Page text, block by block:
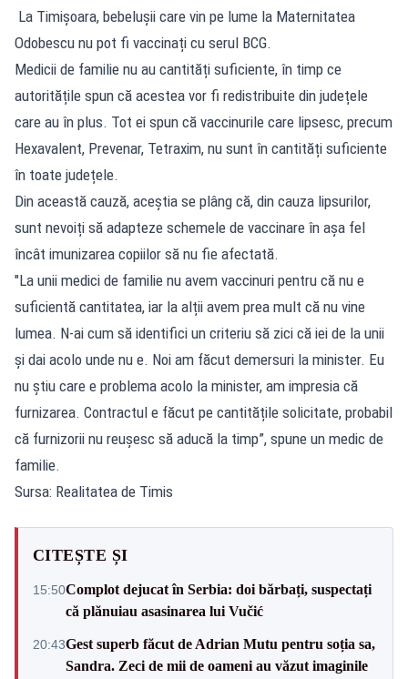
La Timișoara, bebelușii care vin pe lume la Maternitatea
Odobescu nu pot fi vaccinați cu serul BCG.
Medicii de familie nu au cantități suficiente, în timp ce
autoritățile spun că acestea vor fi redistribuite din județele
care au în plus. Tot ei spun că vaccinurile care lipsesc, precum
Hexavalent, Prevenar, Tetraxim, nu sunt în cantități suficiente
în toate județele.
Din această cauză, aceștia se plâng că, din cauza lipsurilor,
sunt nevoiți să adapteze schemele de vaccinare în așa fel
încât imunizarea copiilor să nu fie afectată.
"La unii medici de familie nu avem vaccinuri pentru că nu e
suficientă cantitatea, iar la alții avem prea mult că nu vine
lumea. N-ai cum să identifici un criteriu să zici că iei de la unii
și dai acolo unde nu e. Noi am făcut demersuri la minister. Eu
nu știu care e problema acolo la minister, am impresia că
furnizarea. Contractul e făcut pe cantitățile solicitate, probabil
că furnizorii nu reușesc să aducă la timp”, spune un medic de
familie.
Sursa: Realitatea de Timis
CITEȘTE ȘI
15:50Complot dejucat în Serbia: doi bărbați, suspectați
că plănuiau asasinarea lui Vučić
20:43Gest superb făcut de Adrian Mutu pentru soția sa,
Sandra. Zeci de mii de oameni au văzut imaginile